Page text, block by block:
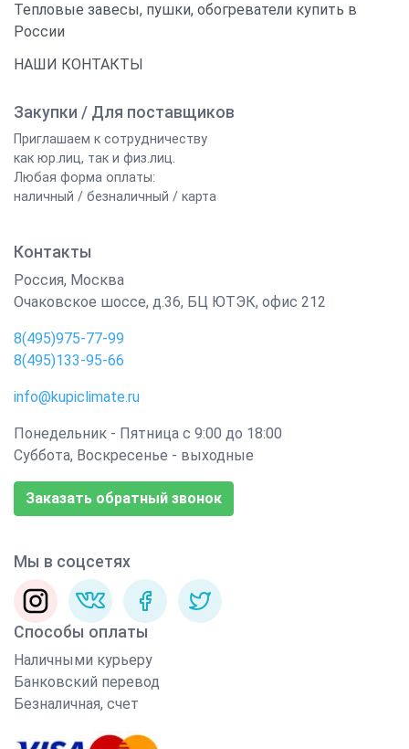
Тепловые завесы, пушки, обогреватели купить в
России
НАШИ КОНТАКТЫ
Закупки / Для поставщиков
Приглашаем к сотрудничеству
как юр.лиц, так и физ.лиц.
Любая форма оплаты:
наличный / безналичный / карта
Контакты
Россия, Москва
Очаковское шоссе, д.36, БЦ ЮТЭК, офис 212
8(495)975-77-99
8(495)133-95-66
info@kupiclimate.ru
Понедельник - Пятница с 9:00 до 18:00
Суббота, Воскресенье - выходные
Заказать обратный звонок
Мы в соцсетях
Способы оплаты
Наличными курьеру
Банковский перевод
Безналичная, счет